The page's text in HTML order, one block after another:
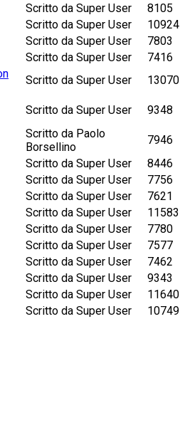
Scritto da Super User
8105
Scritto da Super User
10924
Scritto da Super User
7803
Scritto da Super User
7416
Scritto da Super User
13070
Scritto da Super User 9348
Scritto da Paolo
Borsellino
7946
Scritto da Super User
8446
Scritto da Super User
7756
Scritto da Super User
7621
Scritto da Super User
11583
Scritto da Super User
7780
Scritto da Super User
7577
Scritto da Super User
7462
Scritto da Super User
9343
Scritto da Super User
11640
Scritto da Super User
10749